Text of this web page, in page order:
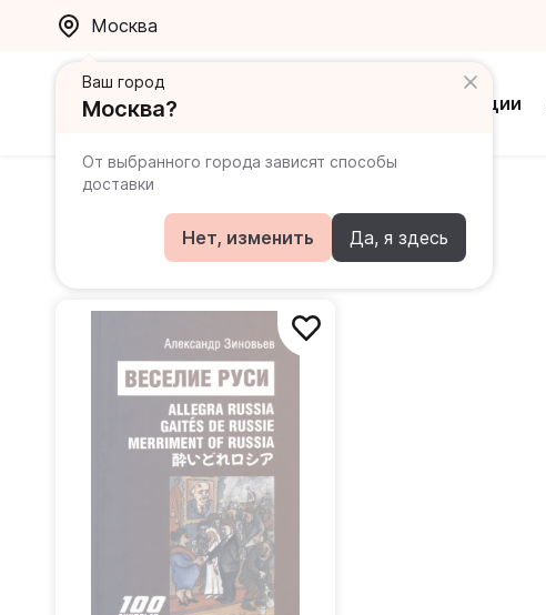
Москва
Акции
Ваш город
Москва?
От выбранного города зависят способы
доставки
Нет, изменить Да, я здесь
Зиновьев Александр Александрович
Книги автора